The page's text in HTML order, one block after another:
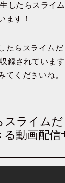
したらスライ
ます！
たらスライム
録されていま
てくださいね。
スライム
る動画配信